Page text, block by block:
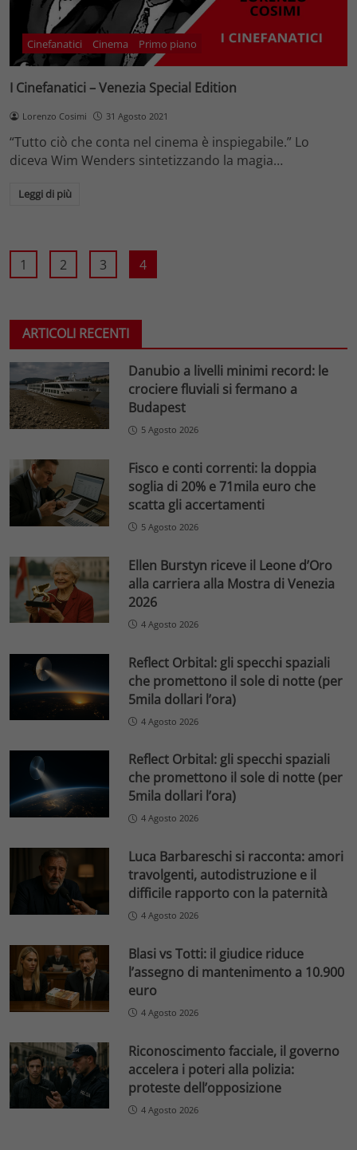
Cinefanatici Cinema Primo piano
I Cinefanatici – Venezia Special Edition
Lorenzo Cosimi 31 Agosto 2021
“Tutto ciò che conta nel cinema è inspiegabile.” Lo
diceva Wim Wenders sintetizzando la magia…
Leggi di più
1 2 3 4
ARTICOLI RECENTI
Danubio a livelli minimi record: le
crociere fluviali si fermano a
Budapest
5 Agosto 2026
Fisco e conti correnti: la doppia
soglia di 20% e 71mila euro che
scatta gli accertamenti
5 Agosto 2026
Ellen Burstyn riceve il Leone d’Oro
alla carriera alla Mostra di Venezia
2026
4 Agosto 2026
Reflect Orbital: gli specchi spaziali
che promettono il sole di notte (per
5mila dollari l’ora)
4 Agosto 2026
Reflect Orbital: gli specchi spaziali
che promettono il sole di notte (per
5mila dollari l’ora)
4 Agosto 2026
Luca Barbareschi si racconta: amori
travolgenti, autodistruzione e il
difficile rapporto con la paternità
4 Agosto 2026
Blasi vs Totti: il giudice riduce
l’assegno di mantenimento a 10.900
euro
4 Agosto 2026
Riconoscimento facciale, il governo
accelera i poteri alla polizia:
proteste dell’opposizione
4 Agosto 2026